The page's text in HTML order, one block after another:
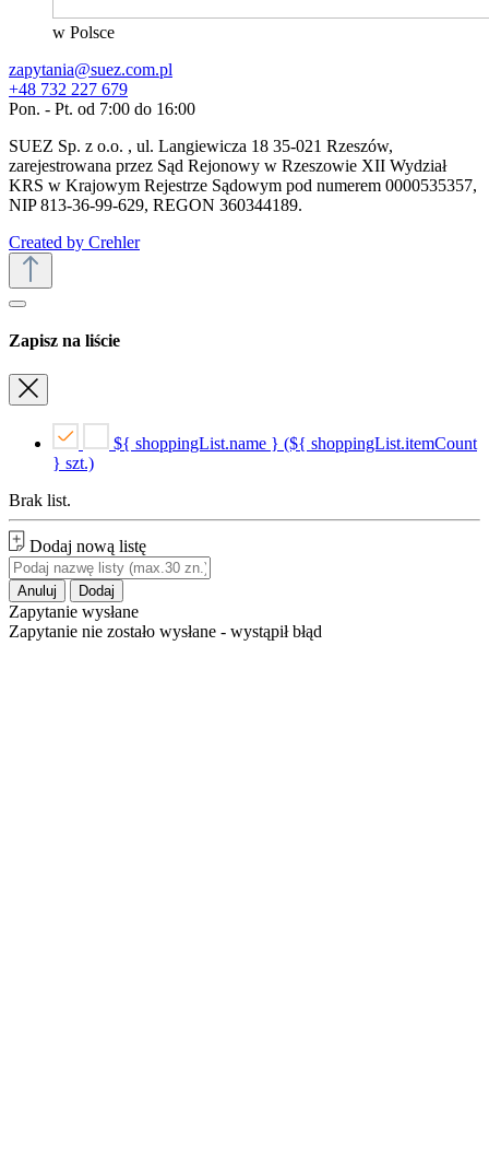
w Polsce
zapytania@suez.com.pl
+48 732 227 679
Pon. - Pt. od 7:00 do 16:00
SUEZ Sp. z o.o. , ul. Langiewicza 18 35-021 Rzeszów,
zarejestrowana przez Sąd Rejonowy w Rzeszowie XII Wydział
KRS w Krajowym Rejestrze Sądowym pod numerem 0000535357,
NIP 813-36-99-629, REGON 360344189.
Created by Crehler
Zapisz na liście
${ shoppingList.name } (${ shoppingList.itemCount
} szt.)
Brak list.
Dodaj nową listę
Anuluj Dodaj
Zapytanie wysłane
Zapytanie nie zostało wysłane - wystąpił błąd